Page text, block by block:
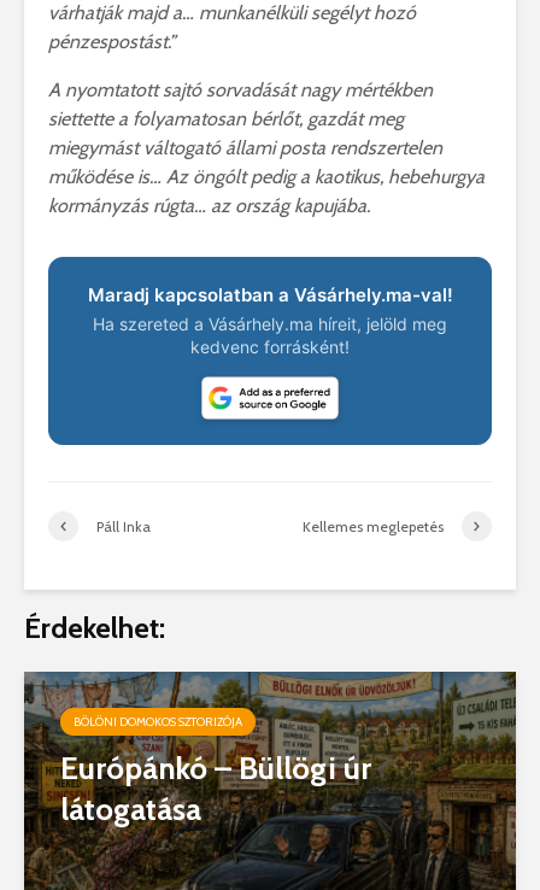
várhatják majd a… munkanélküli segélyt hozó
pénzespostást.”
A nyomtatott sajtó sorvadását nagy mértékben
siettette a folyamatosan bérlőt, gazdát meg
miegymást váltogató állami posta rendszertelen
működése is… Az öngólt pedig a kaotikus, hebehurgya
kormányzás rúgta… az ország kapujába.
Maradj kapcsolatban a Vásárhely.ma-val!
Ha szereted a Vásárhely.ma híreit, jelöld meg
kedvenc forrásként!
Páll Inka Kellemes meglepetés
Érdekelhet:
BÖLÖNI DOMOKOS SZTORIZÓJA
Európánkó – Büllögi úr
látogatása